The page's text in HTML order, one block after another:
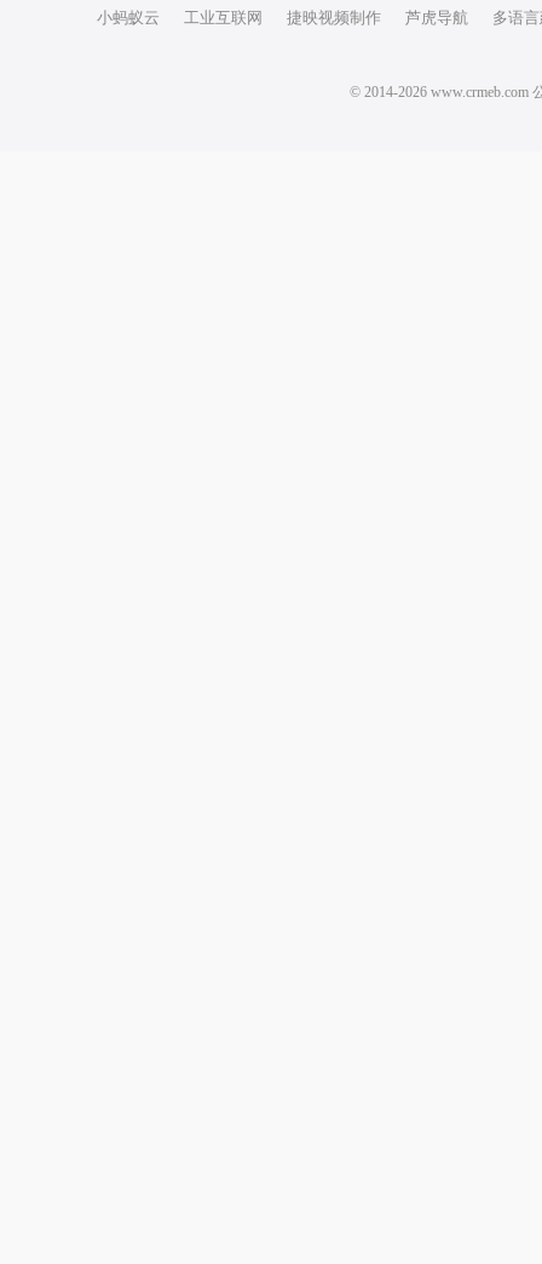
小蚂蚁云 工业互联网 捷映视频制作 芦虎导航 多语
© 2014-2026